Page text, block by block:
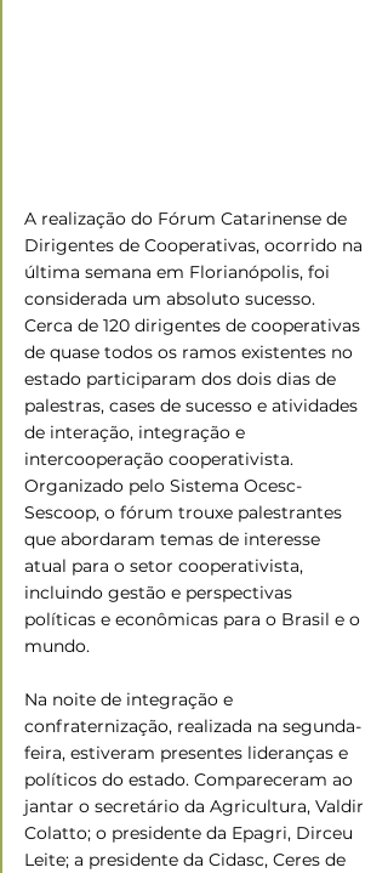
A realização do Fórum Catarinense de
Dirigentes de Cooperativas, ocorrido na
última semana em Florianópolis, foi
considerada um absoluto sucesso.
Cerca de 120 dirigentes de cooperativas
de quase todos os ramos existentes no
estado participaram dos dois dias de
palestras, cases de sucesso e atividades
de interação, integração e
intercooperação cooperativista.
Organizado pelo Sistema Ocesc-
Sescoop, o fórum trouxe palestrantes
que abordaram temas de interesse
atual para o setor cooperativista,
incluindo gestão e perspectivas
políticas e econômicas para o Brasil e o
mundo.
Na noite de integração e
confraternização, realizada na segunda-
feira, estiveram presentes lideranças e
políticos do estado. Compareceram ao
jantar o secretário da Agricultura, Valdir
Colatto; o presidente da Epagri, Dirceu
Leite; a presidente da Cidasc, Ceres de